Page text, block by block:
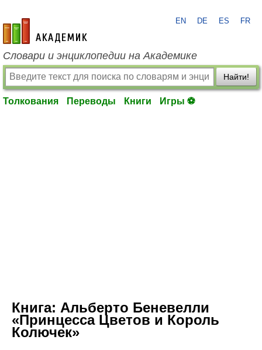
academic.ru
EN DE ES FR
Словари и энциклопедии на Академике
Найти!
Толкования Переводы Книги Игры ⚽
Книга: Альберто Беневелли
«Принцесса Цветов и Король
Колючек»